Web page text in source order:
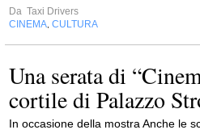
Da Taxi Drivers
CINEMA CULTURA
Una serata di
cortile di Palazzo
In occasione della mostra Anche le